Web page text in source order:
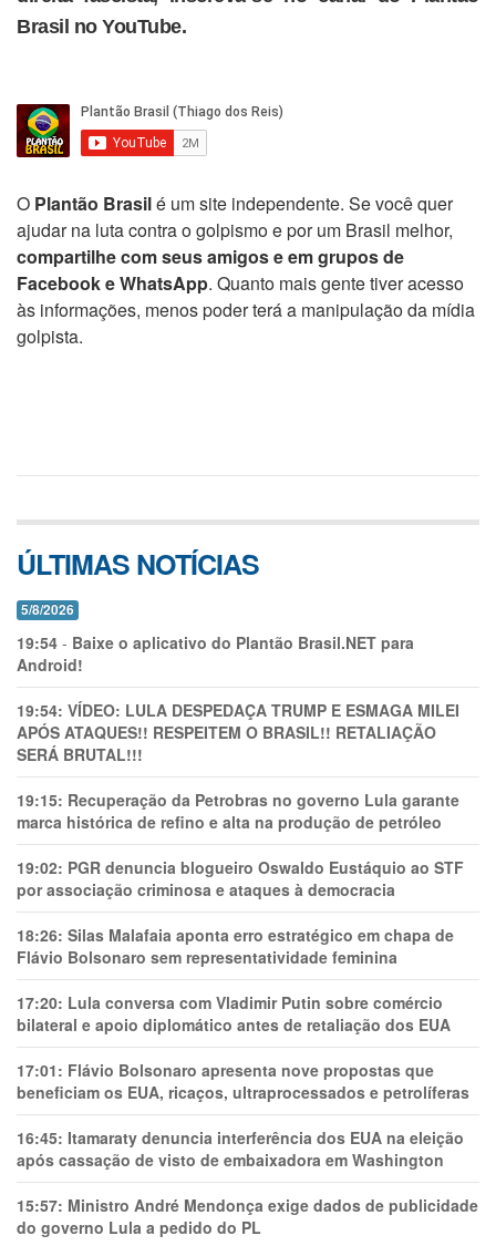
Brasil no YouTube.
O Plantão Brasilé um site independente. Se você quer
ajudar na luta contra o golpismo e por um Brasil melhor,
compartilhe com seus amigos e em grupos de
Facebook e WhatsApp. Quanto mais gente tiver acesso
às informações, menos poder terá a manipulação da mídia
golpista.
ÚLTIMAS NOTÍCIAS
5/8/2026
19:54 - Baixe o aplicativo do Plantão Brasil.NET para
Android!
19:54: VÍDEO: LULA DESPEDAÇA TRUMP E ESMAGA MILEI
APÓS ATAQUES!! RESPEITEM O BRASIL!! RETALIAÇÃO
SERÁ BRUTAL!!!
19:15: Recuperação da Petrobras no governo Lula garante
marca histórica de refino e alta na produção de petróleo
19:02: PGR denuncia blogueiro Oswaldo Eustáquio ao STF
por associação criminosa e ataques à democracia
18:26: Silas Malafaia aponta erro estratégico em chapa de
Flávio Bolsonaro sem representatividade feminina
17:20: Lula conversa com Vladimir Putin sobre comércio
bilateral e apoio diplomático antes de retaliação dos EUA
17:01: Flávio Bolsonaro apresenta nove propostas que
beneficiam os EUA, ricaços, ultraprocessados e petrolíferas
16:45: Itamaraty denuncia interferência dos EUA na eleição
após cassação de visto de embaixadora em Washington
15:57: Ministro André Mendonça exige dados de publicidade
do governo Lula a pedido do PL